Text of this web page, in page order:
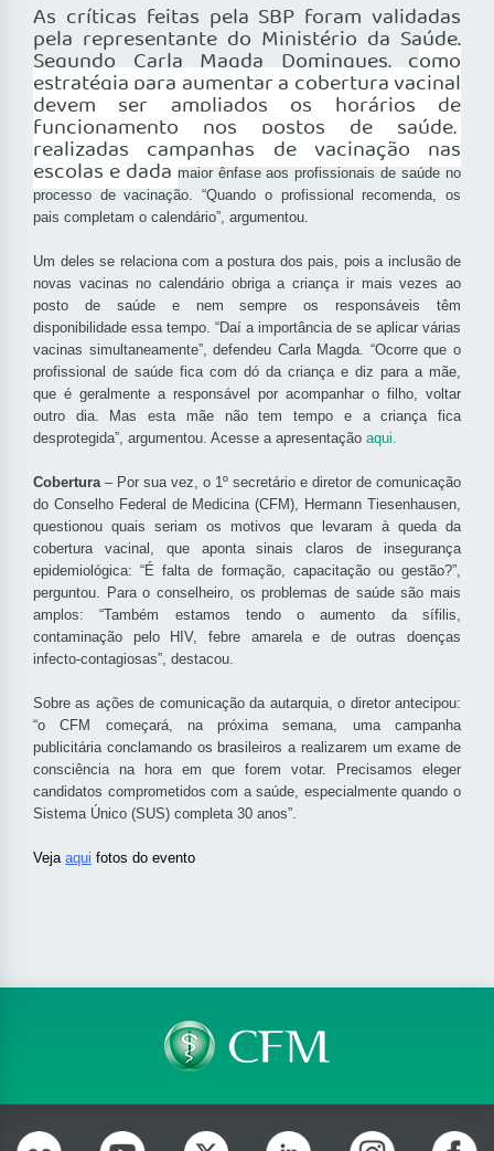
As críticas feitas pela SBP foram validadas
pela representante do Ministério da Saúde.
Segundo Carla Magda Domingues, como
estratégia para aumentar a cobertura vacinal
devem ser ampliados os horários de
funcionamento nos postos de saúde,
realizadas campanhas de vacinação nas
escolas e dada maior ênfase aos profissionais de saúde no
processo de vacinação. “Quando o profissional recomenda, os
pais completam o calendário”, argumentou.
Um deles se relaciona com a postura dos pais, pois a inclusão de
novas vacinas no calendário obriga a criança ir mais vezes ao
posto de saúde e nem sempre os responsáveis têm
disponibilidade essa tempo. “Daí a importância de se aplicar várias
vacinas simultaneamente”, defendeu Carla Magda. “Ocorre que o
profissional de saúde fica com dó da criança e diz para a mãe,
que é geralmente a responsável por acompanhar o filho, voltar
outro dia. Mas esta mãe não tem tempo e a criança fica
desprotegida”, argumentou. Acesse a apresentação aqui.
Cobertura– Por sua vez, o 1º secretário e diretor de comunicação
do Conselho Federal de Medicina (CFM), Hermann Tiesenhausen,
questionou quais seriam os motivos que levaram à queda da
cobertura vacinal, que aponta sinais claros de insegurança
epidemiológica: “É falta de formação, capacitação ou gestão?”,
perguntou. Para o conselheiro, os problemas de saúde são mais
amplos: “Também estamos tendo o aumento da sífilis,
contaminação pelo HIV, febre amarela e de outras doenças
infecto-contagiosas”, destacou.
Sobre as ações de comunicação da autarquia, o diretor antecipou:
“o CFM começará, na próxima semana, uma campanha
publicitária conclamando os brasileiros a realizarem um exame de
consciência na hora em que forem votar. Precisamos eleger
candidatos comprometidos com a saúde, especialmente quando o
Sistema Único (SUS) completa 30 anos”.
Veja aqui fotos do evento